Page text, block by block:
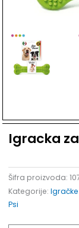
Igracka
Šifra proizvoda:
Kategorije:
Psi